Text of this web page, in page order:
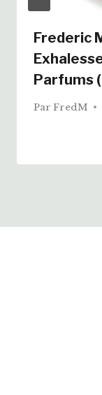
Frederic
Parfums
Par FredM